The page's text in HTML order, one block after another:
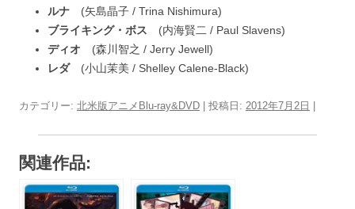
ルナ (矢島晶子 / Trina Nishimura)
ブライキング・ボス (内海賢二 / Paul Slavens)
ディオ (森川智之 / Jerry Jewell)
レダ(小山茉美 / Shelley Calene-Black)
カテゴリー: 北米版アニメBlu-ray&DVD | 投稿日: 2012年7月2日
関連作品: